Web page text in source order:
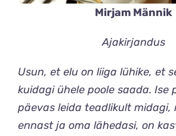
Mirjam Männik
Ajakirjandus
Usun, et elu on liiga lühike, et
kuidagi ühele poole saada. Ise
päevas leida teadlikult midagi,
ennast ja oma lähedasi, on